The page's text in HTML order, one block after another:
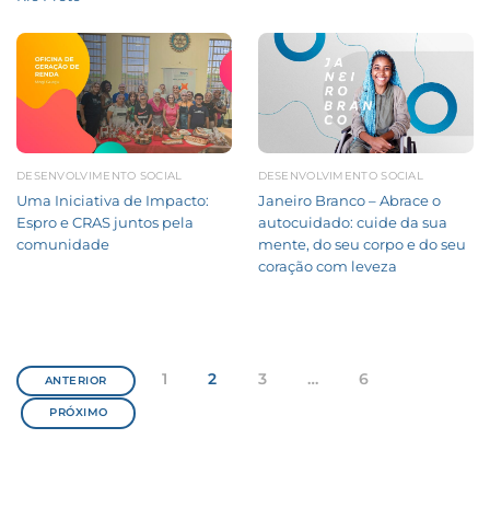
DESENVOLVIMENTO SOCIAL
Uma Iniciativa de Impacto:
Espro e CRAS juntos pela
comunidade
DESENVOLVIMENTO SOCIAL
Janeiro Branco – Abrace o
autocuidado: cuide da sua
mente, do seu corpo e do seu
coração com leveza
ANTERIOR 1 2 3 … 6
PRÓXIMO